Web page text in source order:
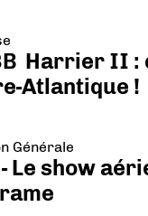
Harrier II :
Atlantique !
Générale
- Le show